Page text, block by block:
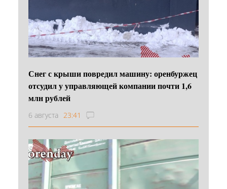
Снег с крыши повредил машину: оренбуржец
отсудил у управляющей компании почти 1,6
млн рублей
6 августа 23:41